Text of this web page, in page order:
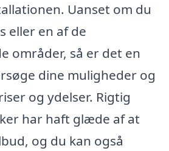
Uanset om du
eller en af de
områder, så er det en
dine muligheder og
og ydelser. Rigtig
har haft glæde af at
og du kan også